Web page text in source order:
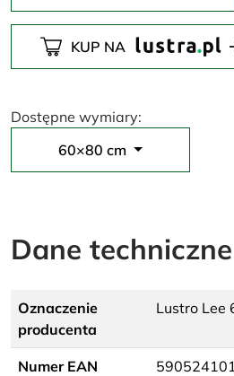
KUP NA
Dostępne wymiary:
60×80 cm
Dane techniczne
Oznaczenie
producenta
Lustro Lee
Numer EAN